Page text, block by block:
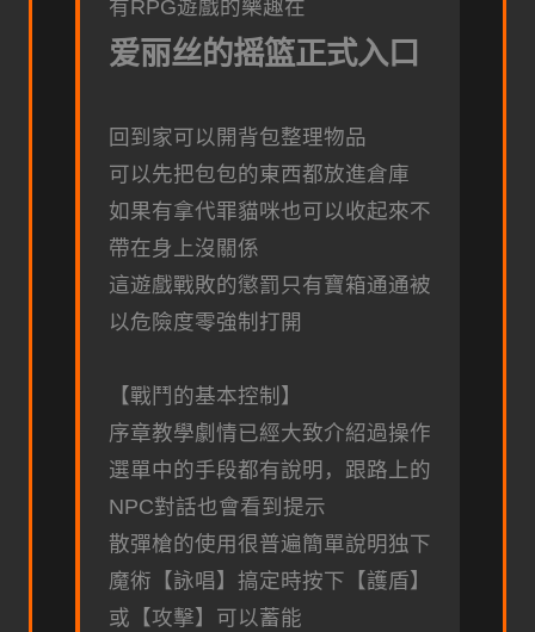
有RPG遊戲的樂趣在
爱丽丝的摇篮正式入口
回到家可以開背包整理物品
可以先把包包的東西都放進倉庫
如果有拿代罪貓咪也可以收起來不
帶在身上沒關係
這遊戲戰敗的懲罰只有寶箱通通被
以危險度零強制打開
【戰鬥的基本控制】
序章教學劇情已經大致介紹過操作
選單中的手段都有說明，跟路上的
NPC對話也會看到提示
散彈槍的使用很普遍簡單說明独下
魔術【詠唱】搞定時按下【護盾】
或【攻擊】可以蓄能